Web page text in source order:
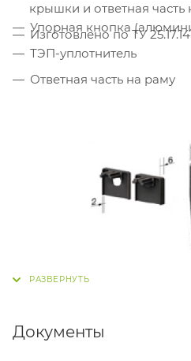
крышки и ответная часть
Изготовлено по ТУ
Упорная кнопка
ТЭП-уплотнитель
Ответная часть на раму
Документы